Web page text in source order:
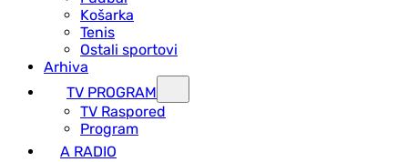
Košarka
Tenis
Ostali sportovi
Arhiva
TV PROGRAM
ТV Raspored
Program
A RADIO